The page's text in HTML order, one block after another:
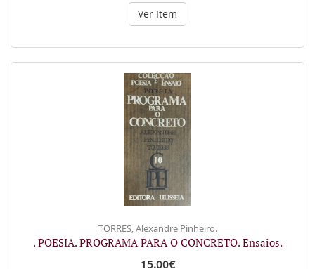
Ver Item
TORRES, Alexandre Pinheiro.
. POESIA. PROGRAMA PARA O CONCRETO. Ensaios.
15.00€